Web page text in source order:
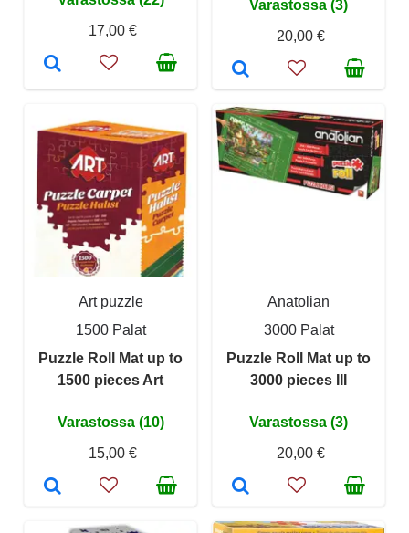
17,00 €
Varastossa (3)
20,00 €
Art puzzle
1500 Palat
Puzzle Roll Mat up to
1500 pieces Art
Varastossa (10)
15,00 €
Anatolian
3000 Palat
Puzzle Roll Mat up to
3000 pieces III
Varastossa (3)
20,00 €